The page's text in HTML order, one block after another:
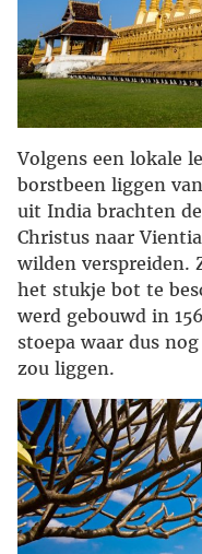
Volgens een lokale
borstbeen liggen
uit India brachten
Christus naar
wilden verspreiden.
het stukje bot te
werd gebouwd in
stoepa waar dus
zou liggen.